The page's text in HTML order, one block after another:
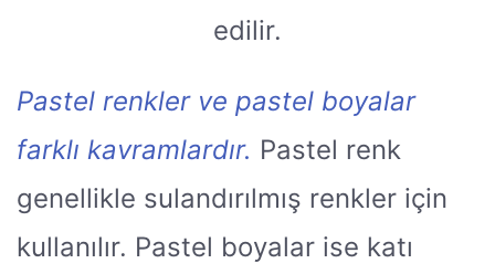
edilir.
Pastel renkler ve pastel boyalar
farklı kavramlardır. Pastel renk
genellikle sulandırılmış renkler için
kullanılır. Pastel boyalar ise katı